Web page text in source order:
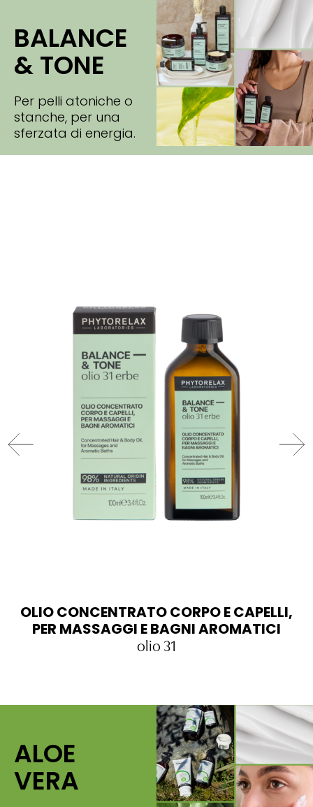
BALANCE
& TONE
Per pelli atoniche o
stanche, per una
sferzata di energia.
OLIO CONCENTRATO CORPO E CAPELLI,
PER MASSAGGI E BAGNI AROMATICI
olio 31
ALOE
VERA